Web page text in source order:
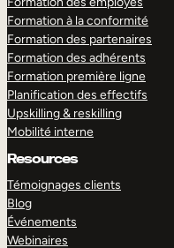
Formation à la conformité
Formation des partenaires
Formation des adhérents
Formation première ligne
Planification des effectifs
Upskilling & reskilling
Mobilité interne
Resources
Témoignages clients
Blog
Événements
Webinaires